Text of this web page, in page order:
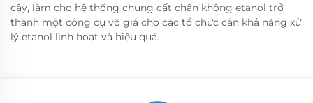
cậy, làm cho hệ thống chưng cất chân không etanol trở
thành một công cụ vô giá cho các tổ chức cần khả năng xử
lý etanol linh hoạt và hiệu quả.